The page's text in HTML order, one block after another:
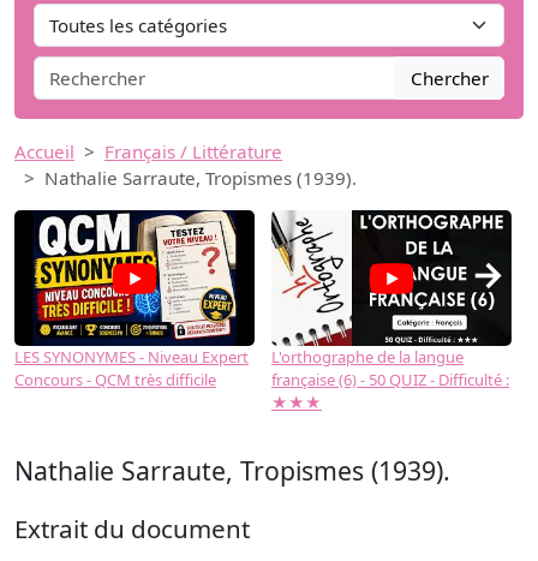
Chercher
Accueil
Français / Littérature
Nathalie Sarraute, Tropismes (1939).
LES SYNONYMES - Niveau Expert
Concours - QCM très difficile
L'orthographe de la langue
française (6) - 50 QUIZ - Difficulté :
★★★
→
Nathalie Sarraute, Tropismes (1939).
Extrait du document